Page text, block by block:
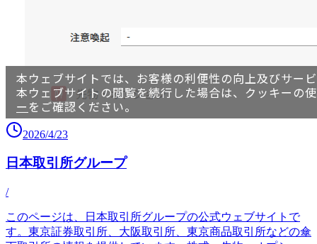
2026/4/23
日本取引所グループ
/
このページは、日本取引所グループの公式ウェブサイトで
す。東京証券取引所、大阪取引所、東京商品取引所などの傘